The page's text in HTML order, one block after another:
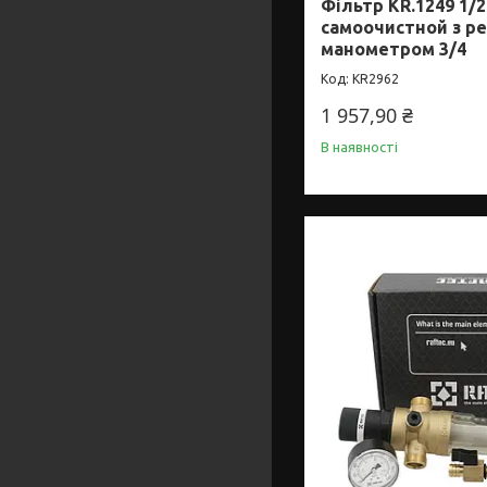
Фільтр KR.1249 1/
самоочистной з
манометром 3/4
KR2962
1 957,90 ₴
В наявності